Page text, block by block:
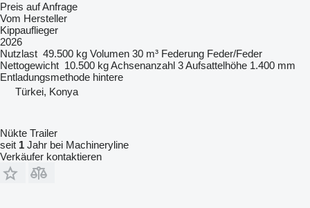
Preis auf Anfrage
Vom Hersteller
Kippauflieger
2026
Nutzlast 49.500 kg Volumen 30 m³ Federung Feder/Feder
Nettogewicht 10.500 kgAchsenanzahl 3Aufsattelhöhe 1.400 mm
Entladungsmethode hintere
Türkei, Konya
Nükte Trailer
seit 1 Jahr bei Machineryline
Verkäufer kontaktieren